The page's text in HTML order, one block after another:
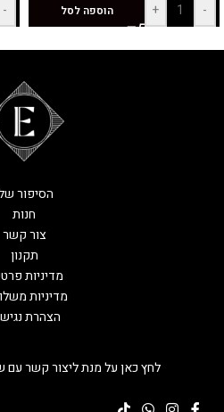
-
+ הוספה לסל -
לחץ כאן על מנת ליצור קשר עם
הסיפור
חנות
צור קשר
תקנון
מדיניות
מדיניות
הצהרת